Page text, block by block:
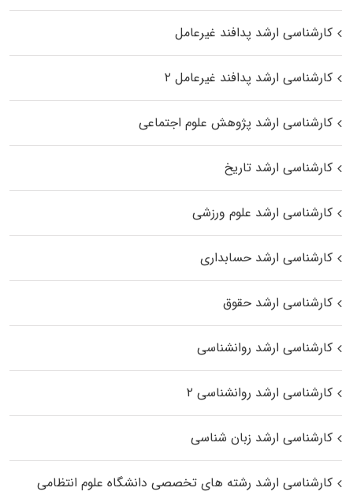
کارشناسی ارشد پدافند غیرعامل
کارشناسی ارشد پدافند غیرعامل ۲
کارشناسی ارشد پژوهش علوم اجتماعی
کارشناسی ارشد تاریخ
کارشناسی ارشد علوم ورزشی
کارشناسی ارشد حسابداری
کارشناسی ارشد حقوق
کارشناسی ارشد روانشناسی
کارشناسی ارشد روانشناسی ۲
کارشناسی ارشد زبان شناسی
کارشناسی ارشد رﺷﺘﻪ ﻫﺎی تخصصی داﻧﺸﮕﺎه ﻋﻠﻮم انتظامی